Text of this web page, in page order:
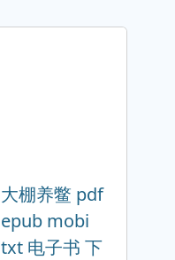
大棚养鳖 pdf
epub mobi
txt 电子书 下